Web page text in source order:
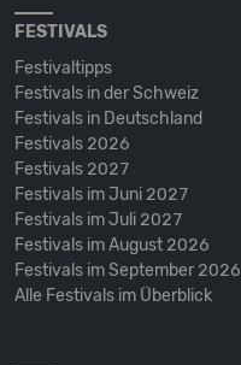
FESTIVALS
Festivaltipps
Festivals in der Schweiz
Festivals in Deutschland
Festivals 2026
Festivals 2027
Festivals im Juni 2027
Festivals im Juli 2027
Festivals im August 2026
Festivals im September 2026
Alle Festivals im Überblick